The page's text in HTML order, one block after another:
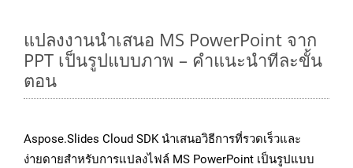
แปลงงานนำเสนอ MS PowerPoint จาก
PPT เป็นรูปแบบภาพ – คำแนะนำทีละขั้น
ตอน
Aspose.Slides Cloud SDK นำเสนอวิธีการที่รวดเร็วและ
ง่ายดายสำหรับการแปลงไฟล์ MS PowerPoint เป็นรูปแบบ